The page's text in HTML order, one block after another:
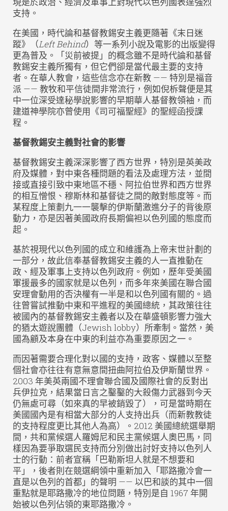
支持。
在美國，時代論和基督教錫安主義更隨著《末日迷
蹤》（Left Behind）等一系列小說及電影的出版變得
更為普及。「災前被提」的概念雖不是時代論和基督
教錫安主義所獨有，但它們卻是當代最主要的支持
者。在華人教會，這些信念亦在新教 —— 特別是福音
派 —— 教牧和平信徒間非常流行，例如倪柝聲便是其
中一位深受達秘學說影響的早期華人基督教領袖，而
建道神學院亦曾使用《司可福聖經》的聖經函授課
程。
基督教錫安主義對社會的影響
基督教錫安主義深深影響了西方世界，特別是英美政
府及媒體，對中東各種問題的看法及處理方法，並間
接或直接引致中東地區不穩、阿拉伯世界和西方世界
的相互憎恨、穆斯林和基督徒之間的敵對態度等。而
某程度上策劃九一一襲擊的伊斯蘭激進分子的背後原
動力，亦是因著美國政府長期偏袒以色列國的態度而
起。
基於視現代以色列國的成立和維護為上帝末世計劃的
一部分，故此信奉基督教錫安主義的人一直推動在
政、經及軍事上支持以色列政府。例如，歷年受美國
軍援最多的國家就是以色列，而多年來美國在聯合國
安理會動用的否決權有一半是和以色列國有關的。過
往曾嘗試推動中東和平進程的美國總統，其政策往往
被國內的基督教錫安主義者以及在華盛頓影響力強大
的猶太遊說團體（Jewish lobby）所牽制。當然，美
國為顧及本身在中東的利益亦為重要原因之一。
而因著需要合理化對以國的支持，政客、媒體以至整
個社會亦往往有意無意間扭曲阿拉伯及伊斯蘭世界。
2003 年美英兩國不理會聯合國及國際社會的反對出
兵伊拉克，結果當日言之鑿鑿的大殺傷力武器到今天
仍無處可尋（如來真的早被銷毀了），可是當時期在
美國國內是有相當大部分的人支持出兵（而新教教徒
的支持程度更比其他人為高）。2012 美國總統選舉期
間，共和黨候選人羅姆尼和民主黨候選人奧巴馬，同
樣因為要爭取選民支持而分別做出討好支持以色列人
士的行動：前者宣稱「巴勒斯坦人就是不想要和
平」，後者則在競選綱領中重新加入「耶路撒冷會一
直是以色列的首都」的聲明 —— 以巴和談的其中一個
重點就是耶路撒冷的地位問題，特別是自 1967 年開
始被以色列佔領的東耶路撒冷。